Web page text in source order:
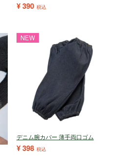
¥390 税込
NEW
デニム腕カバー 薄手両口ゴム
¥398 税込